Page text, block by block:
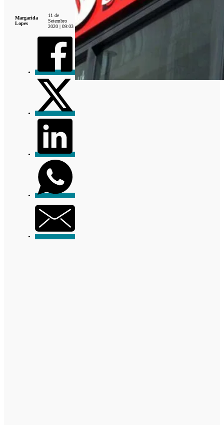
Margarida
Lopes
11 de
Setembro
2020 | 09:03